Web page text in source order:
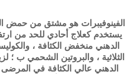
الفينوفيبرات هو مشتق من حمض
يستخدم كعلاج أحادي للحد من
الدهني منخفض الكثافة ،
الثلاثية ، والبروتين الشحمي ب ؛
الدهني عالي الكثافة في